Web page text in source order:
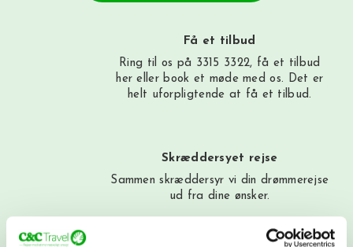
Få et tilbud
Ring til os på 3315 3322, få et tilbud
her eller book et møde med os. Det er
helt uforpligtende at få et tilbud.
Skræddersyet rejse
Sammen skræddersyr vi din drømmerejse
ud fra dine ønsker.